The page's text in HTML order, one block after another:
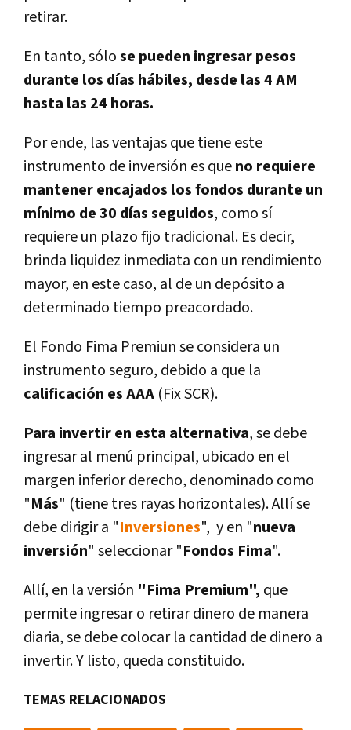
retirar.
En tanto, sólose pueden ingresar pesos
durante los días hábiles, desde las 4 AM
hasta las 24 horas.
Por ende, las ventajas que tiene este
instrumento de inversión es queno requiere
mantener encajados los fondos durante un
mínimo de 30 días seguidos, como sí
requiere un plazo fijo tradicional. Es decir,
brinda liquidez inmediata con un rendimiento
mayor, en este caso, al de un depósito a
determinado tiempo preacordado.
El Fondo Fima Premiun se considera un
instrumento seguro, debido a que la
calificación es AAA (Fix SCR).
Para invertir en esta alternativa, se debe
ingresar al menú principal, ubicado en el
margen inferior derecho, denominado como
"Más" (tiene tres rayas horizontales). Allí se
debe dirigir a "Inversiones", y en "nueva
inversión" seleccionar "Fondos Fima".
Allí, en la versión "Fima Premium", que
permite ingresar o retirar dinero de manera
diaria, se debe colocar la cantidad de dinero a
invertir. Y listo, queda constituido.
TEMAS RELACIONADOS